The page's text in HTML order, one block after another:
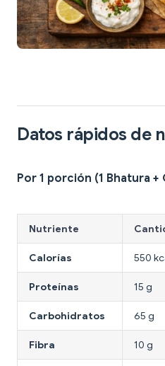
Datos rápidos de
Por 1 porción (1 Bhatura +
Nutriente
Calorías 550
Proteínas 15 g
Carbohidratos 65 g
Fibra 10 g